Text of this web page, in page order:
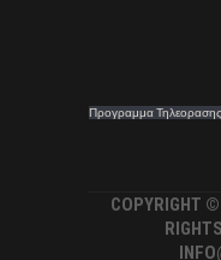
Προγραμμα Τηλεορασης
COPYRIGHT